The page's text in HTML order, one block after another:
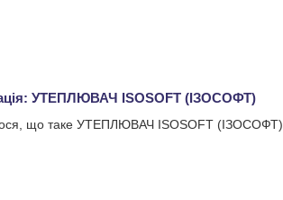
УТЕПЛЮВАЧ ISOSOFT (ІЗОСОФТ)
що таке УТЕПЛЮВАЧ ISOSOFT (ІЗОСОФТ)